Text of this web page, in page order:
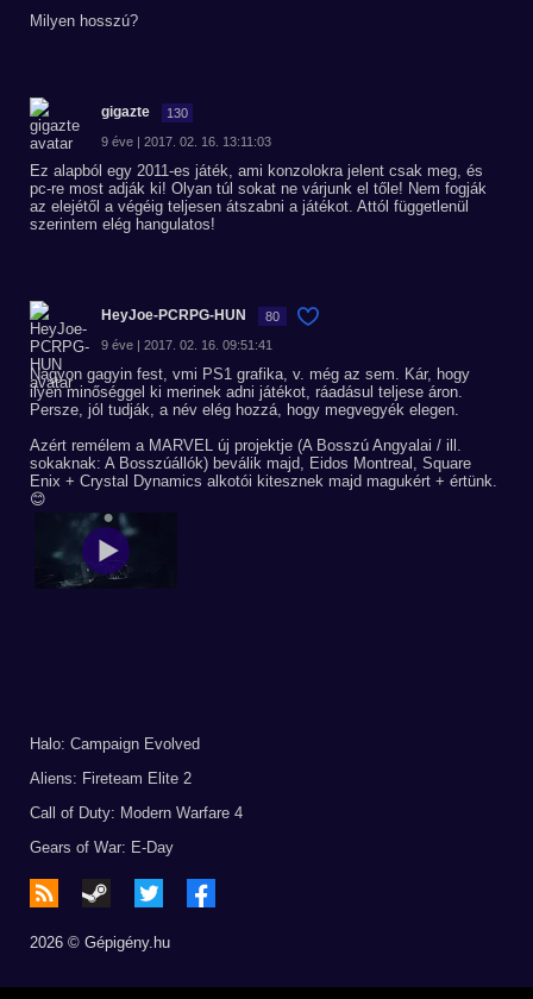
Milyen hosszú?
gigazte 130
9 éve | 2017. 02. 16. 13:11:03
Ez alapból egy 2011-es játék, ami konzolokra jelent csak meg, és
pc-re most adják ki! Olyan túl sokat ne várjunk el tőle! Nem fogják
az elejétől a végéig teljesen átszabni a játékot. Attól függetlenül
szerintem elég hangulatos!
HeyJoe-PCRPG-HUN 80
9 éve | 2017. 02. 16. 09:51:41
Nagyon gagyin fest, vmi PS1 grafika, v. még az sem. Kár, hogy
ilyen minőséggel ki merinek adni játékot, ráadásul teljese áron.
Persze, jól tudják, a név elég hozzá, hogy megvegyék elegen.
Azért remélem a MARVEL új projektje (A Bosszú Angyalai / ill.
sokaknak: A Bosszúállók) beválik majd, Eidos Montreal, Square
Enix + Crystal Dynamics alkotói kitesznek majd magukért + értünk.
😊
Halo: Campaign Evolved
Aliens: Fireteam Elite 2
Call of Duty: Modern Warfare 4
Gears of War: E-Day
2026 © Gépigény.hu